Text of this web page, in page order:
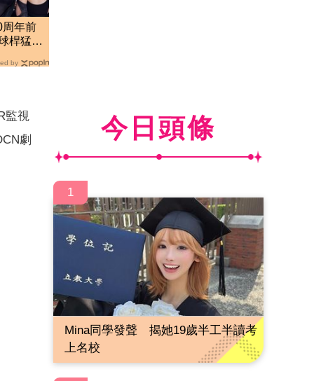
年前
桿猛
by
監視
劇
今日頭條
1
Mina同學發聲 揭她19歲半工半讀考
上名校